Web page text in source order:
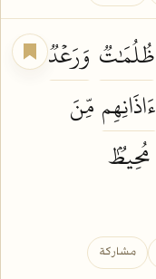
ظُلُمَٰتٞ وَرَعۡدٞ
ءَاذَانِهِم مِّنَ
مُحِيطُۢ
مشاركة